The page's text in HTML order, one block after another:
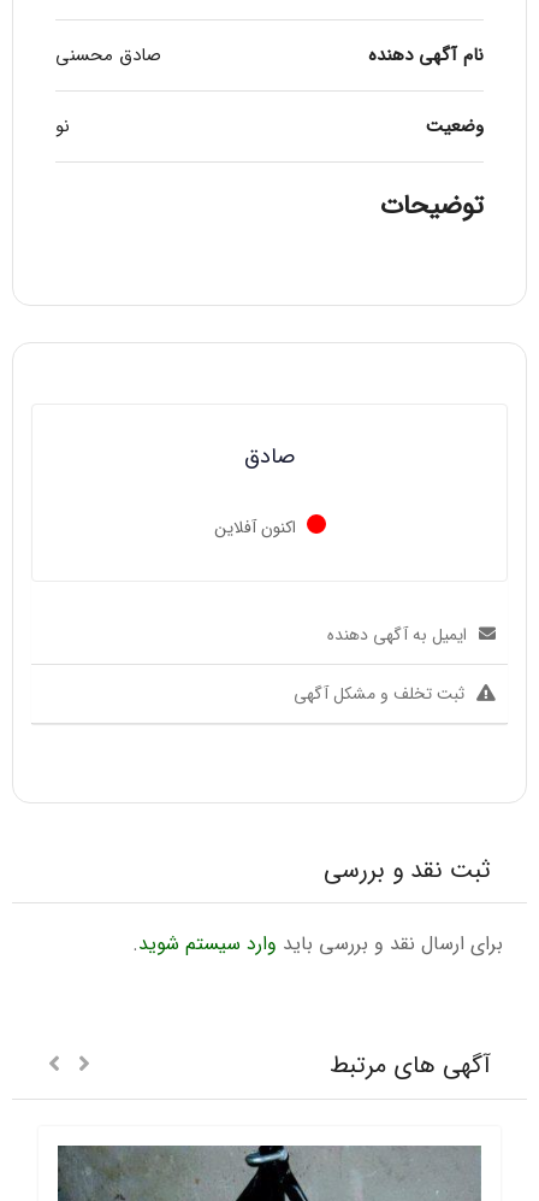
نام آگهی دهنده صادق محسنی
وضعیت نو
توضیحات
صادق
اکنون آفلاین
ایمیل به آگهی دهنده
ثبت تخلف و مشکل آگهی
ثبت نقد و بررسی
برای ارسال نقد و بررسی باید وارد سیستم شوید.
آگهی های مرتبط